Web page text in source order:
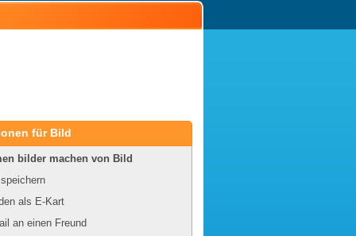
für Bild
bilder machen von Bild
als E-Kart
an einen Freund